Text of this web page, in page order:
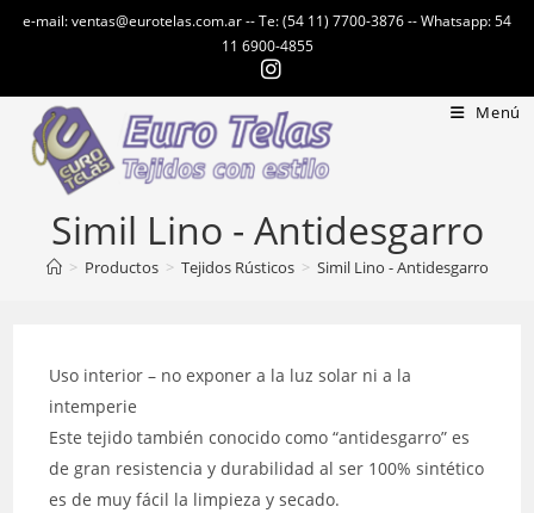
e-mail: ventas@eurotelas.com.ar -- Te: (54 11) 7700-3876 -- Whatsapp: 54
11 6900-4855
Menú
Simil Lino - Antidesgarro
> Productos > Tejidos Rústicos > Simil Lino - Antidesgarro
Uso interior – no exponer a la luz solar ni a la
intemperie
Este tejido también conocido como “antidesgarro” es
de gran resistencia y durabilidad al ser 100% sintético
es de muy fácil la limpieza y secado.